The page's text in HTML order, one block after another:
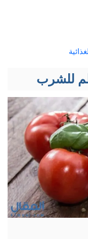
للشرب